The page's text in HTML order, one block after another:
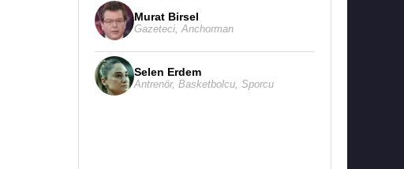
Murat Birsel
Gazeteci, Anchorman
Selen Erdem
Antrenör, Basketbolcu, Sporcu